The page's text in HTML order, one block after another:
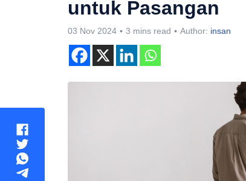
untuk Pasangan
03 Nov 2024 3 mins read Author: insan